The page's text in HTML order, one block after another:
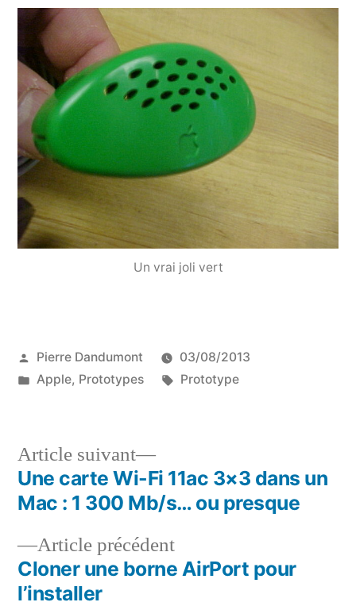
Un vrai joli vert
Publié
par
Pierre Dandumont
03/08/2013
Publié
Apple, Prototypes Étiquettes :
Prototype
Navigation
l’article
Article précédentArticle
précédent :
Cloner une borne AirPort pour
l’installer
Article suivant
Article
suivant :
Une carte Wi-Fi 11ac 3×3 dans un
Mac : 1 300 Mb/s… ou presque